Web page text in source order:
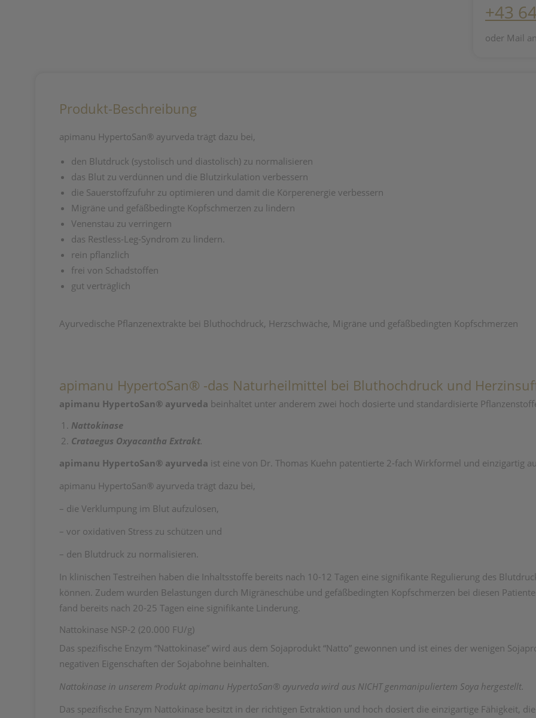
+43
oder Mail
Produkt-Beschreibung
apimanu HypertoSan® ayurveda trägt dazu bei,
den Blutdruck (systolisch und diastolisch) zu normalisieren
das Blut zu verdünnen und die Blutzirkulation verbessern
die Sauerstoffzufuhr zu optimieren und damit die Körperenergie verbessern
Migräne und gefäßbedingte Kopfschmerzen zu lindern
Venenstau zu verringern
das Restless-Leg-Syndrom zu lindern.
rein pflanzlich
frei von Schadstoffen
gut verträglich
Ayurvedische Pflanzenextrakte bei Bluthochdruck, Herzschwäche, Migräne und gefäßbedingten Kopfschmerzen
apimanu HypertoSan® -das Naturheilmittel bei Bluthochdruck und
apimanu HypertoSan® ayurveda beinhaltet unter anderem zwei hoch dosierte und standardisierte
Nattokinase
Crataegus Oxyacantha Extrakt.
apimanu HypertoSan® ayurveda ist eine von Dr. Thomas Kuehn patentierte 2-fach Wirkformel und einzigartig
apimanu HypertoSan® ayurveda trägt dazu bei,
– die Verklumpung im Blut aufzulösen,
– vor oxidativen Stress zu schützen und
– den Blutdruck zu normalisieren.
In klinischen Testreihen haben die Inhaltsstoffe bereits nach 10-12 Tagen eine signifikante Regulierung des
können. Zudem wurden Belastungen durch Migräneschübe und gefäßbedingten Kopfschmerzen bei diesen
fand bereits nach 20-25 Tagen eine signifikante Linderung.
Nattokinase NSP-2 (20.000 FU/g)
Das spezifische Enzym “Nattokinase” wird aus dem Sojaprodukt “Natto” gewonnen und ist eines der wenigen
negativen Eigenschaften der Sojabohne beinhalten.
Nattokinase in unserem Produkt apimanu HypertoSan® ayurveda wird aus NICHT genmanipuliertem Soya hergestellt.
Das spezifische Enzym Nattokinase besitzt in der richtigen Extraktion und hoch dosiert die einzigartige Fähigkeit,